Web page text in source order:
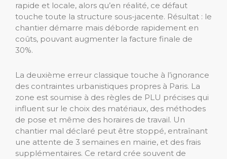
rapide et locale, alors qu’en réalité, ce défaut
touche toute la structure sous-jacente. Résultat : le
chantier démarre mais déborde rapidement en
coûts, pouvant augmenter la facture finale de
30%.
La deuxième erreur classique touche à l’ignorance
des contraintes urbanistiques propres à Paris. La
zone est soumise à des règles de PLU précises qui
influent sur le choix des matériaux, des méthodes
de pose et même des horaires de travail. Un
chantier mal déclaré peut être stoppé, entraînant
une attente de 3 semaines en mairie, et des frais
supplémentaires. Ce retard crée souvent de